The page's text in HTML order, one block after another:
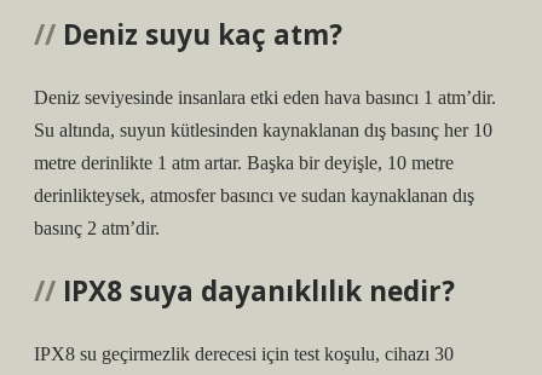
Deniz suyu kaç atm?
Deniz seviyesinde insanlara etki eden hava basıncı 1 atm’dir.
Su altında, suyun kütlesinden kaynaklanan dış basınç her 10
metre derinlikte 1 atm artar. Başka bir deyişle, 10 metre
derinlikteysek, atmosfer basıncı ve sudan kaynaklanan dış
basınç 2 atm’dir.
IPX8 suya dayanıklılık nedir?
IPX8 su geçirmezlik derecesi için test koşulu, cihazı 30